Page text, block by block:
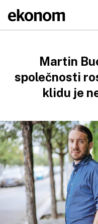
Martin
společnosti
klidu je